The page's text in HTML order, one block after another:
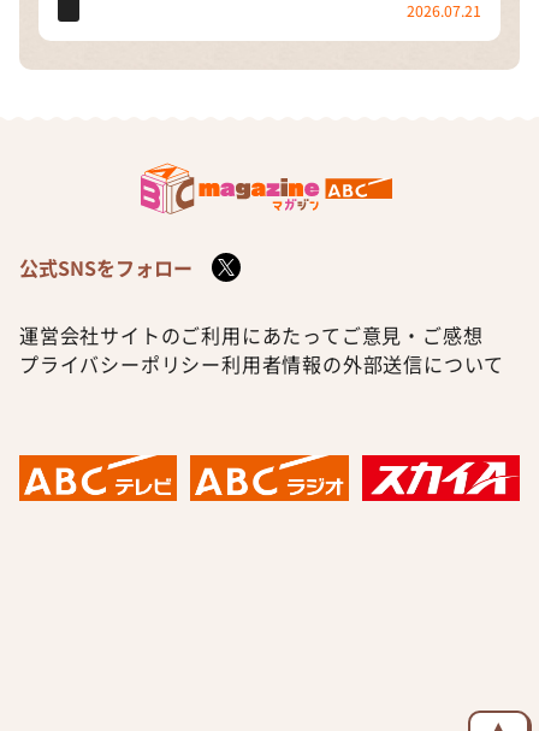
2026.07.21
公式SNSをフォロー
運営会社サイトのご利用にあたって ご意見・ご感想
プライバシーポリシー利用者情報の外部送信について